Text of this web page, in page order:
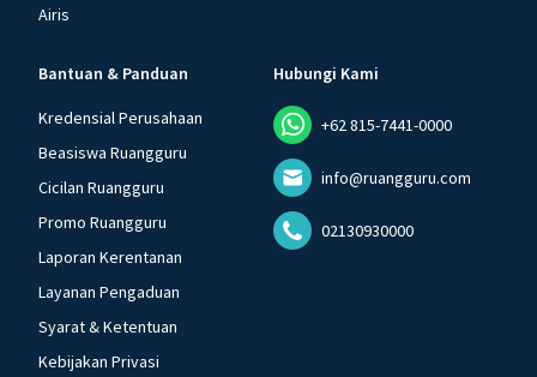
Airis
Bantuan & Panduan
Kredensial Perusahaan
Beasiswa Ruangguru
Cicilan Ruangguru
Promo Ruangguru
Laporan Kerentanan
Layanan Pengaduan
Syarat & Ketentuan
Kebijakan Privasi
Hubungi Kami
+62 815-7441-0000
info@ruangguru.com
02130930000